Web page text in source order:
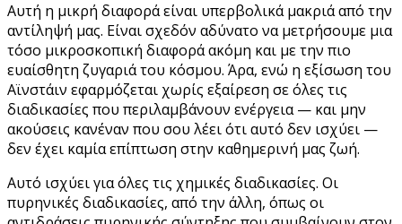
Αυτή η μικρή διαφορά είναι υπερβολικά μακριά από την
αντίληψή μας. Είναι σχεδόν αδύνατο να μετρήσουμε μια
τόσο μικροσκοπική διαφορά ακόμη και με την πιο
ευαίσθητη ζυγαριά του κόσμου. Άρα, ενώ η εξίσωση του
Αϊνστάιν εφαρμόζεται χωρίς εξαίρεση σε όλες τις
διαδικασίες που περιλαμβάνουν ενέργεια — και μην
ακούσεις κανέναν που σου λέει ότι αυτό δεν ισχύει —
δεν έχει καμία επίπτωση στην καθημερινή μας ζωή.
Αυτό ισχύει για όλες τις χημικές διαδικασίες. Οι
πυρηνικές διαδικασίες, από την άλλη, όπως οι